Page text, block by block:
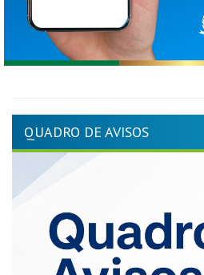
QUADRO DE AVISOS